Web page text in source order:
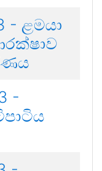
- ළමයා
-